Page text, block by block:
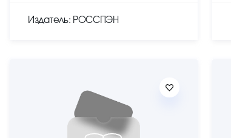
Издатель: РОССПЭН